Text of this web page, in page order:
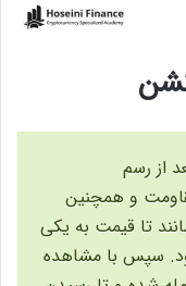
از رسم
و همچنین
تا قیمت به یکی
سپس با مشاهده‌